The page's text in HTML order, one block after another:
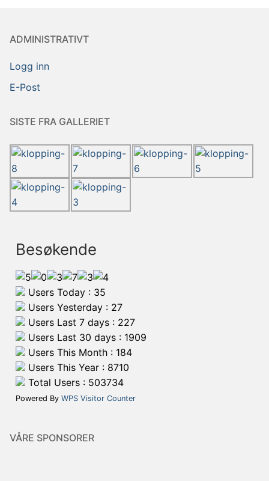
ADMINISTRATIVT
Logg inn
E-Post
SISTE FRA GALLERIET
Besøkende
Users Today : 35
Users Yesterday : 27
Users Last 7 days : 227
Users Last 30 days : 1909
Users This Month : 184
Users This Year : 8710
Total Users : 503734
Powered By WPS Visitor Counter
VÅRE SPONSORER